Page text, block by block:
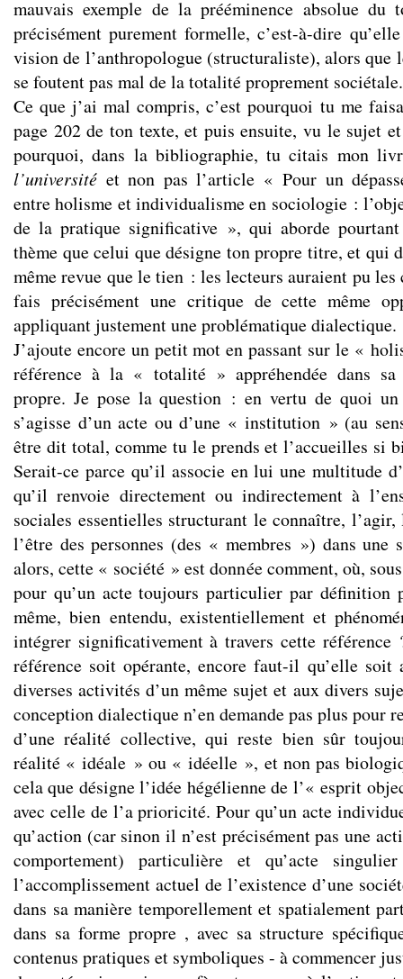
mauvais exemple de la prééminence absolue du
précisément purement formelle, c’est-à-dire
vision de l’anthropologue (structuraliste), alors que
se foutent pas mal de la totalité proprement sociétale.
Ce que j’ai mal compris, c’est pourquoi tu me
page 202 de ton texte, et puis ensuite, vu le sujet
pourquoi, dans la bibliographie, tu citais mon
l’université et non pas l’article « Pour un
entre holisme et individualisme en sociologie :
de la pratique significative », qui aborde
thème que celui que désigne ton propre titre, et qui
même revue que le tien : les lecteurs auraient pu
fais précisément une critique de cette même
appliquant justement une problématique dialectique.
J’ajoute encore un petit mot en passant sur le «
référence à la « totalité » appréhendée dans sa
propre. Je pose la question : en vertu de quoi
s’agisse d’un acte ou d’une « institution » (au
être dit total, comme tu le prends et l’accueilles si
Serait-ce parce qu’il associe en lui une multitude
qu’il renvoie directement ou indirectement à
sociales essentielles structurant le connaître,
l’être des personnes (des « membres ») dans une
alors, cette « société » est donnée comment, où,
pour qu’un acte toujours particulier par définition
même, bien entendu, existentiellement et
intégrer significativement à travers cette référence
référence soit opérante, encore faut-il qu’elle
diverses activités d’un même sujet et aux divers
conception dialectique n’en demande pas plus pour
d’une réalité collective, qui reste bien sûr
réalité « idéale » ou « idéelle », et non pas
cela que désigne l’idée hégélienne de l’« esprit
avec celle de l’a prioricité. Pour qu’un acte
qu’action (car sinon il n’est précisément pas une
comportement) particulière et qu’acte
l’accomplissement actuel de l’existence d’une
dans sa manière temporellement et spatialement
dans sa forme propre , avec sa structure
contenus pratiques et symboliques - à commencer